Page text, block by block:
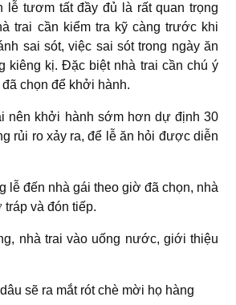
lễ tươm tất đầy đủ là rất quan trọng
trai cần kiểm tra kỹ càng trước khi
sai sót, việc sai sót trong ngày ăn
kiêng kị. Đặc biệt nhà trai cần chú ý
chọn để khởi hành.
nên khởi hành sớm hơn dự định 30
rủi ro xảy ra, để lễ ăn hỏi được diễn
đến nhà gái theo giờ đã chọn, nhà
và đón tiếp.
trai vào uống nước, giới thiệu
sẽ ra mắt rót chè mời họ hàng